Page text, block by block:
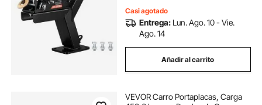
Casi agotado
Entrega: Lun. Ago. 10 - Vie.
Ago. 14
Añadir al carrito
VEVOR Carro Portaplacas, Carga